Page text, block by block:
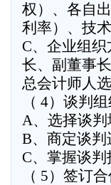
权）、各自
利率）、技
C、企业组
长、副董事
总会计师人选
（ 4）谈判组
A、选择谈判
B、商定谈判
C、掌握谈判
（ 5）签订